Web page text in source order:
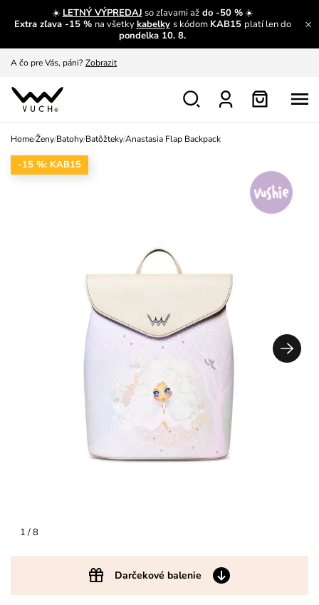
☀️ LETNÝ VÝPREDAJ so zľavami aždo -50 %☀️
Extra zľava -15 % na všetkykabelky s kódom KAB15 platí len do
pondelka 10. 8.
Prečítať viac
A čo pre Vás, páni? Zobrazit
S čím chybu neurobíš?
Nech sa inšpirovať Zobraziť
Home/Ženy/Batohy/Batôžteky/Anastasia Flap Backpack
1/ 8
Darčekové balenie
-15 %: KAB15